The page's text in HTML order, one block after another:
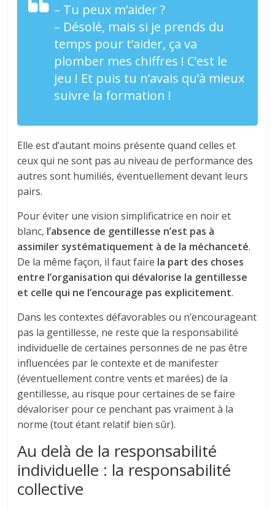
– Tu peux m’aider ?
– Désolé, mais si je prends du
temps pour t’aider, ça va
plomber mes chiffres ! C’est le
jeu ! Et puis tu n’avais qu’à mieux
suivre la formation !
Elle est d’autant moins présente quand celles et
ceux qui ne sont pas au niveau de performance des
autres sont humiliés, éventuellement devant leurs
pairs.
Pour éviter une vision simplificatrice en noir et
blanc, l’absence de gentillesse n’est pas à
assimiler systématiquement à de la méchanceté.
De la même façon, il faut faire la part des choses
entre l’organisation qui dévalorise la gentillesse
et celle qui ne l’encourage pas explicitement.
Dans les contextes défavorables ou n’encourageant
pas la gentillesse, ne reste que la responsabilité
individuelle de certaines personnes de ne pas être
influencées par le contexte et de manifester
(éventuellement contre vents et marées) de la
gentillesse, au risque pour certaines de se faire
dévaloriser pour ce penchant pas vraiment à la
norme (tout étant relatif bien sûr).
Au delà de la responsabilité
individuelle : la responsabilité
collective